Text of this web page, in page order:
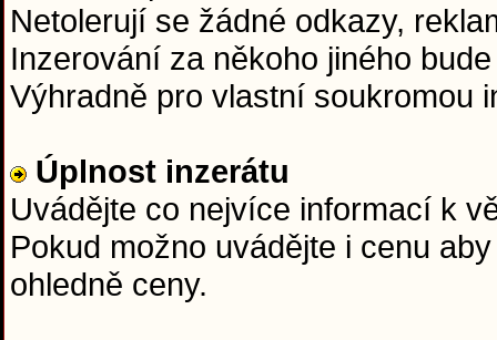
Netolerují se žádné odkazy,
Inzerování za někoho jiného
Výhradně pro vlastní soukromou
Úplnost inzerátu
Uvádějte co nejvíce informací k
Pokud možno uvádějte i cenu
ohledně ceny.